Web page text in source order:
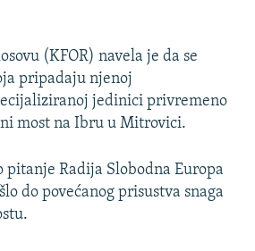
BIH
(KFOR) navela je da se
pripadaju njenoj
jedinici privremeno
most na Ibru u Mitrovici.
pitanje Radija Slobodna Europa
do povećanog prisustva snaga